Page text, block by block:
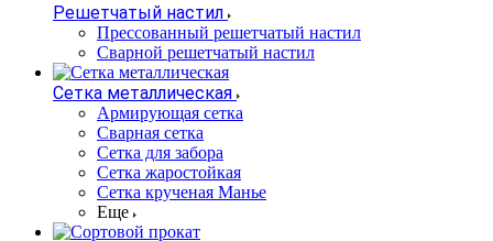
Решетчатый настил
Прессованный решетчатый настил
Сварной решетчатый настил
Сетка металлическая
Армирующая сетка
Сварная сетка
Сетка для забора
Сетка жаростойкая
Сетка крученая Манье
Еще